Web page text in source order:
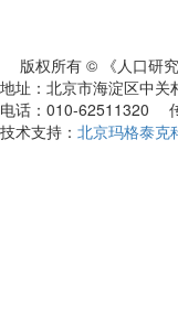
版权所有 © 《人口研
地址：北京市海淀区中
电话：010-62511320
技术支持： 北京玛格泰克